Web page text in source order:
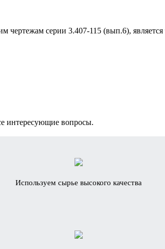
серии 3.407-115 (вып.6),
интересующие вопросы.
Используем сырье высокого качества